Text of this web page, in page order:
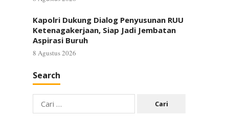
Kapolri Dukung Dialog Penyusunan RUU
Ketenagakerjaan, Siap Jadi Jembatan
Aspirasi Buruh
8 Agustus 2026
Search
Cari
untuk: